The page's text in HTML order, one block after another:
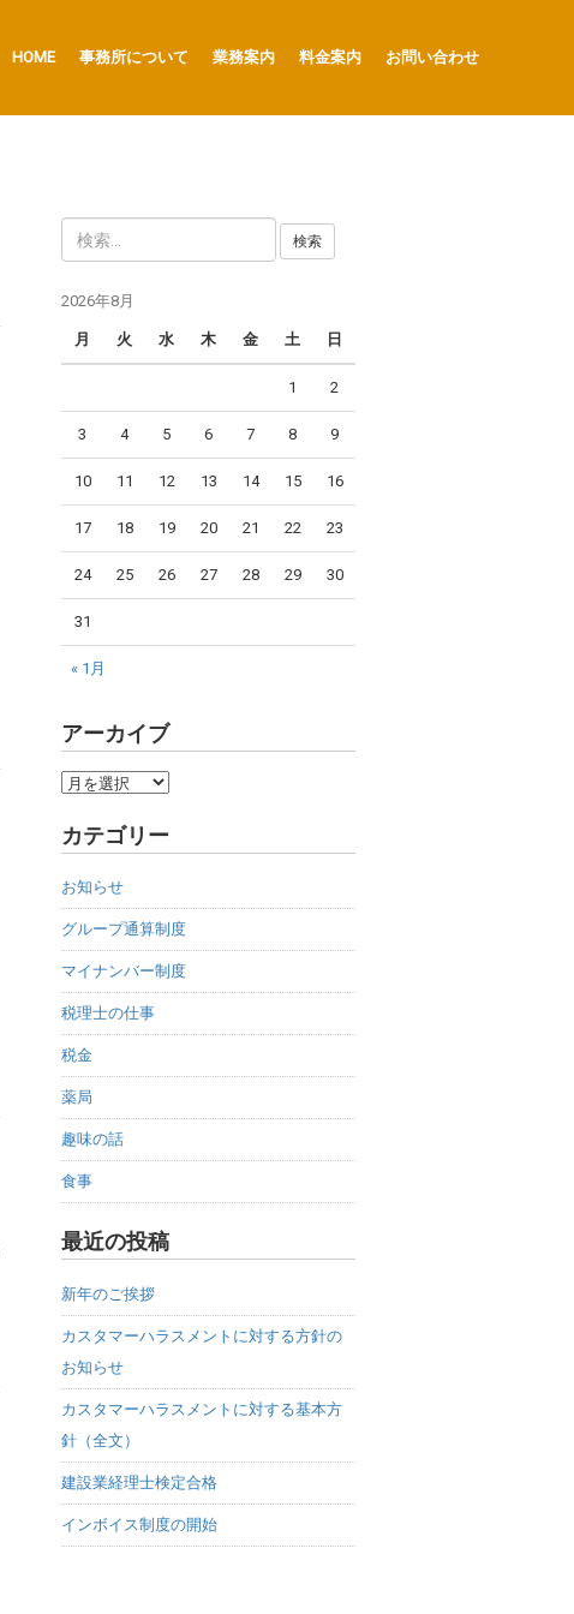
HOME 事務所について 業務案内 料金案内 お問い合わせ
索
:2026年8月
月 火 水 木 金 土 日
« 1月
1 2
3 4 5 6 7 8 9
10 11 12 13 14 15 16
17 18 19 20 21 22 23
24 25 26 27 28 29 30
31
アーカイブ
ア
カ
ブ
カテゴリー
お知らせ
グループ通算制度
マイナンバー制度
税理士の仕事
税金
薬局
趣味の話
食事
最近の投稿
新年のご挨拶
カスタマーハラスメントに対する方針の
お知らせ
カスタマーハラスメントに対する基本方
針（全文）
建設業経理士検定合格
インボイス制度の開始